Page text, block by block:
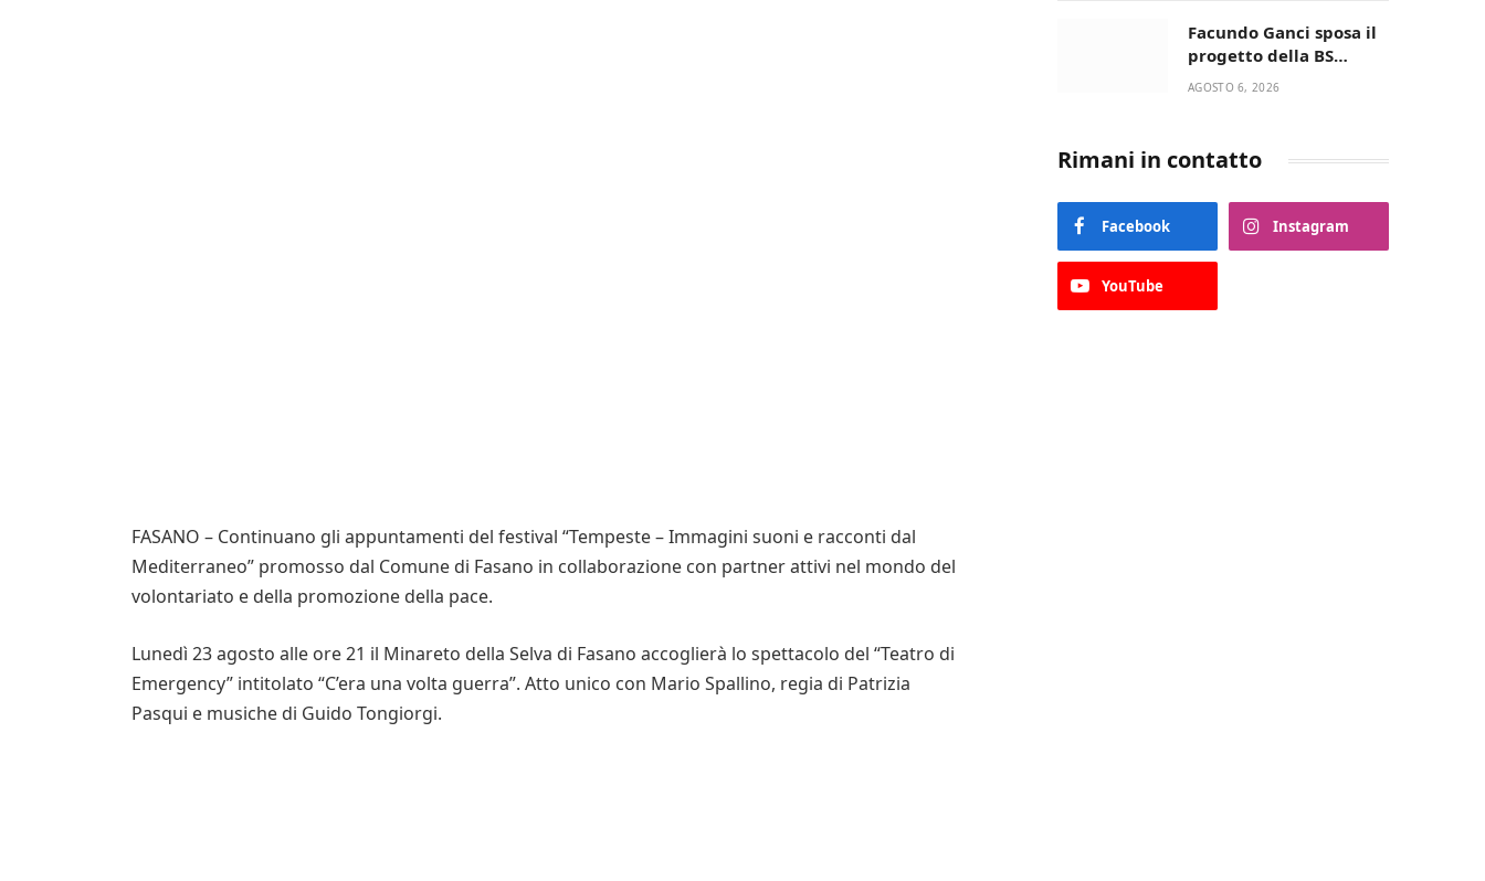
FASANO – Continuano gli appuntamenti del festival “Tempeste – Immagini suoni e racconti dal
Mediterraneo” promosso dal Comune di Fasano in collaborazione con partner attivi nel mondo del
volontariato e della promozione della pace.
Lunedì 23 agosto alle ore 21 il Minareto della Selva di Fasano accoglierà lo spettacolo del “Teatro di
Emergency” intitolato “C’era una volta guerra”. Atto unico con Mario Spallino, regia di Patrizia
Pasqui e musiche di Guido Tongiorgi.
Facundo Ganci sposa il
progetto della BS
Soccer Team Fasano e
AGOSTO 6, 2026
Rimani in contatto
Facebook Instagram
YouTube